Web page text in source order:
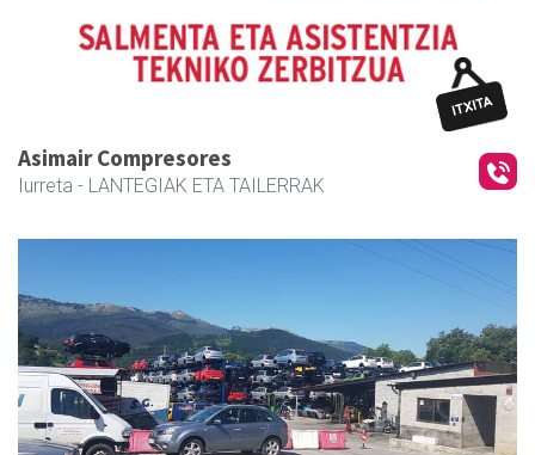
Asimair Compresores
Iurreta - LANTEGIAK ETA TAILERRAK